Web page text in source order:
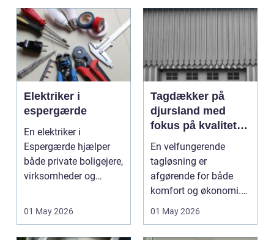
Elektriker i
espergærde
En elektriker i
Espergærde hjælper
både private boligejere,
virksomheder og
sikr...
01 May 2026
Tagdækker på
djursland med
fokus på kvalitet
og tryghed
En velfungerende
tagløsning er
afgørende for både
komfort og økonomi.
Når taget holder tæt,
undgår d...
01 May 2026